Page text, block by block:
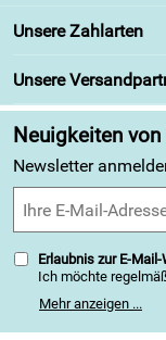
https://
Retourenabwicklung
Lieferbedingungen
Unsere Bestseller
Angebote
4,9/5
Unsere Zahlarten
Unsere
Neuigkeiten
Newsletter
Erlaubnis zur E-
Ich möchte
weitergegeben. Zu
Mehr anzeigen ...